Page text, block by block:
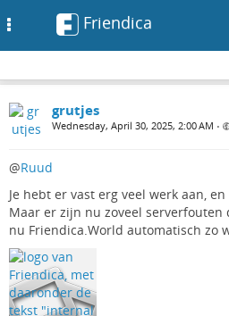
Friendica
grutjes
Wednesday, April 30, 2025, 2:00 AM •
@Ruud
Je hebt er vast erg veel werk aan,
Maar er zijn nu zoveel
nu Friendica.World automatisch zo